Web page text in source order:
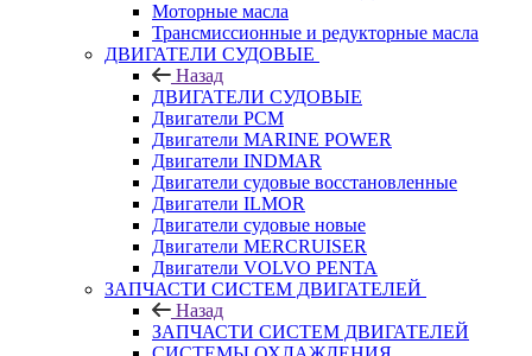
Моторные масла
Трансмиссионные и редукторные масла
ДВИГАТЕЛИ СУДОВЫЕ
Назад
ДВИГАТЕЛИ СУДОВЫЕ
Двигатели PCM
Двигатели MARINE POWER
Двигатели INDMAR
Двигатели судовые восстановленные
Двигатели ILMOR
Двигатели судовые новые
Двигатели MERCRUISER
Двигатели VOLVO PENTA
ЗАПЧАСТИ СИСТЕМ ДВИГАТЕЛЕЙ
Назад
ЗАПЧАСТИ СИСТЕМ ДВИГАТЕЛЕЙ